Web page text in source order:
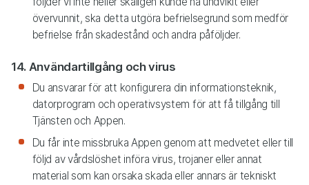
övervunnit, ska detta utgöra befrielsegrund som medför
befrielse från skadestånd och andra påföljder.
14. Användartillgång och virus
Du ansvarar för att konfigurera din informationsteknik,
datorprogram och operativsystem för att få tillgång till
Tjänsten och Appen.
Du får inte missbruka Appen genom att medvetet eller till
följd av vårdslöshet införa virus, trojaner eller annat
material som kan orsaka skada eller annars är tekniskt